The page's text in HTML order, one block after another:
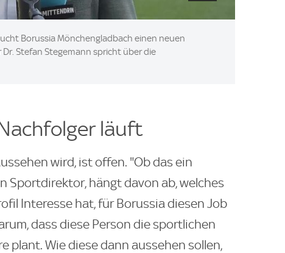
Borussia Mönchengladbach einen neuen
Stefan Stegemann spricht über die
läuft
wird, ist offen. "Ob das ein
Sportdirektor, hängt davon ab, welches
Interesse hat, für Borussia diesen Job
dass diese Person die sportlichen
plant. Wie diese dann aussehen sollen,